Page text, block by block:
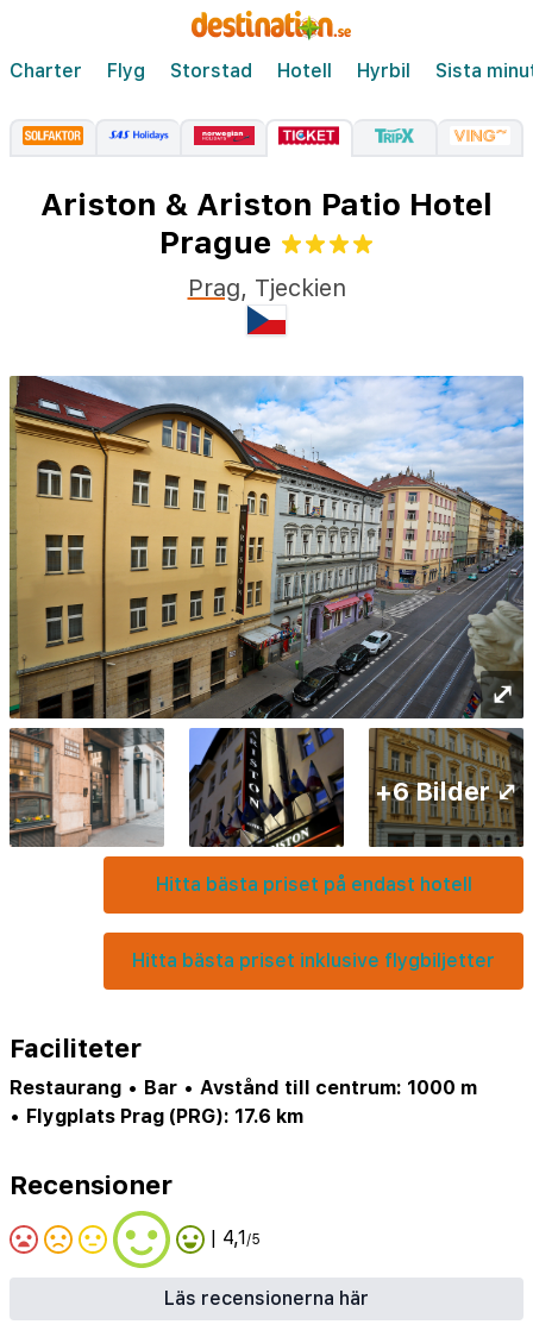
Charter Flyg Storstad Hotell Hyrbil Sista
Ariston & Ariston Patio Hotel
Prague
Prag, Tjeckien
⤢
Hitta bästa priset på endast hotell
Hitta bästa priset inklusive flygbiljetter
+6 Bilder ⤢
Faciliteter
Restaurang • Bar • Avstånd till centrum: 1000 m
• Flygplats Prag (PRG): 17.6 km
Recensioner
| 4,1 /5
Läs recensionerna här